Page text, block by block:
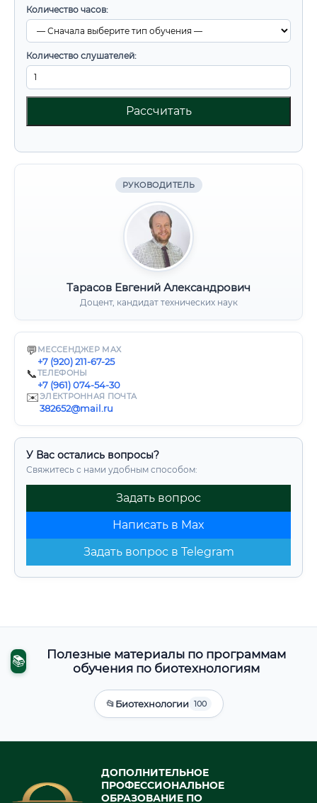
Количество часов:
Количество слушателей:
Рассчитать
РУКОВОДИТЕЛЬ
Тарасов Евгений Александрович
Доцент, кандидат технических наук
💬 МЕССЕНДЖЕР MAX
+7 (920) 211-67-25
📞ТЕЛЕФОНЫ
+7 (961) 074-54-30
✉️ЭЛЕКТРОННАЯ ПОЧТА
382652@mail.ru
У Вас остались вопросы?
Свяжитесь с нами удобным способом:
Задать вопрос
Написать в Max
Задать вопрос в Telegram
📚
Полезные материалы по программам
обучения по биотехнологиям
📂Биотехнологии 100
ДОПОЛНИТЕЛЬНОЕ
ПРОФЕССИОНАЛЬНОЕ
ОБРАЗОВАНИЕ ПО